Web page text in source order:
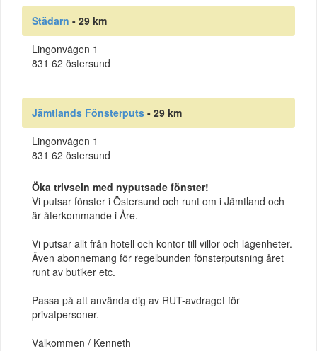
Städarn - 29 km
Lingonvägen 1
831 62 östersund
Jämtlands Fönsterputs - 29 km
Lingonvägen 1
831 62 östersund
Öka trivseln med nyputsade fönster!
Vi putsar fönster i Östersund och runt om i Jämtland och
är återkommande i Åre.
Vi putsar allt från hotell och kontor till villor och lägenheter.
Även abonnemang för regelbunden fönsterputsning året
runt av butiker etc.
Passa på att använda dig av RUT-avdraget för
privatpersoner.
Välkommen / Kenneth